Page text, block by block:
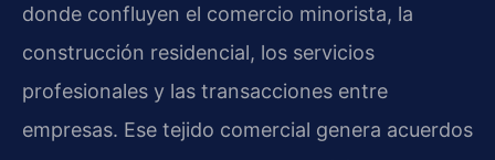
donde confluyen el comercio minorista, la
construcción residencial, los servicios
profesionales y las transacciones entre
empresas. Ese tejido comercial genera acuerdos